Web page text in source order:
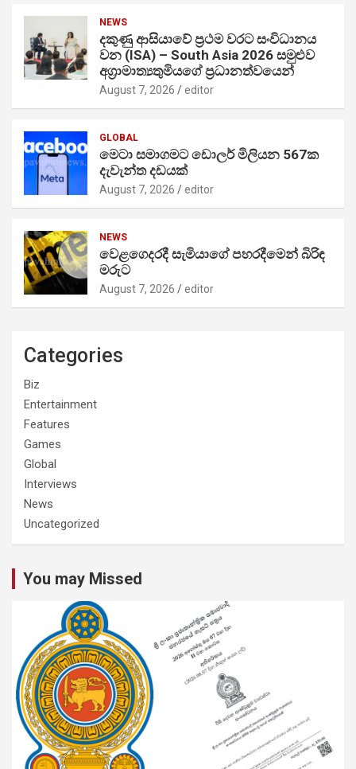
NEWS
දකුණු ආසියාවේ ප්‍රථම වරට සංවිධානය
වන (ISA) – South Asia 2026 සමුළුව
අග්‍රාමාත්‍යතුමියගේ ප්‍රධානත්වයෙන්
August 7, 2026 editor
GLOBAL
මෙටා සමාගමට ඩොලර් මිලියන 567ක
දැවැන්ත දඩයක්
August 7, 2026 editor
NEWS
වෙළගෙදරදී සැමියාගේ පහරදීමෙන් බිරිඳ
මරුට
August 7, 2026 editor
Categories
Biz
Entertainment
Features
Games
Global
Interviews
News
Uncategorized
You may Missed